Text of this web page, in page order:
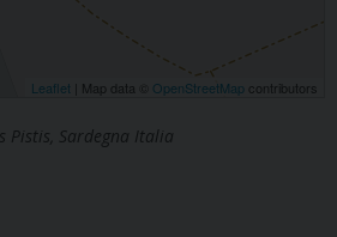
Leaflet | Map data © OpenStreetMap contributors
Pistis, Sardegna Italia